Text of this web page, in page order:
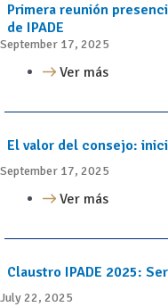
Primera reunión
de IPADE
September 17, 2025
Ver más
El valor del consejo:
September 17, 2025
Ver más
Claustro IPADE 2025:
July 22, 2025